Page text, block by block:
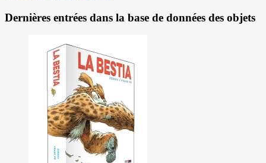
Dernières entrées dans la base de données des objets